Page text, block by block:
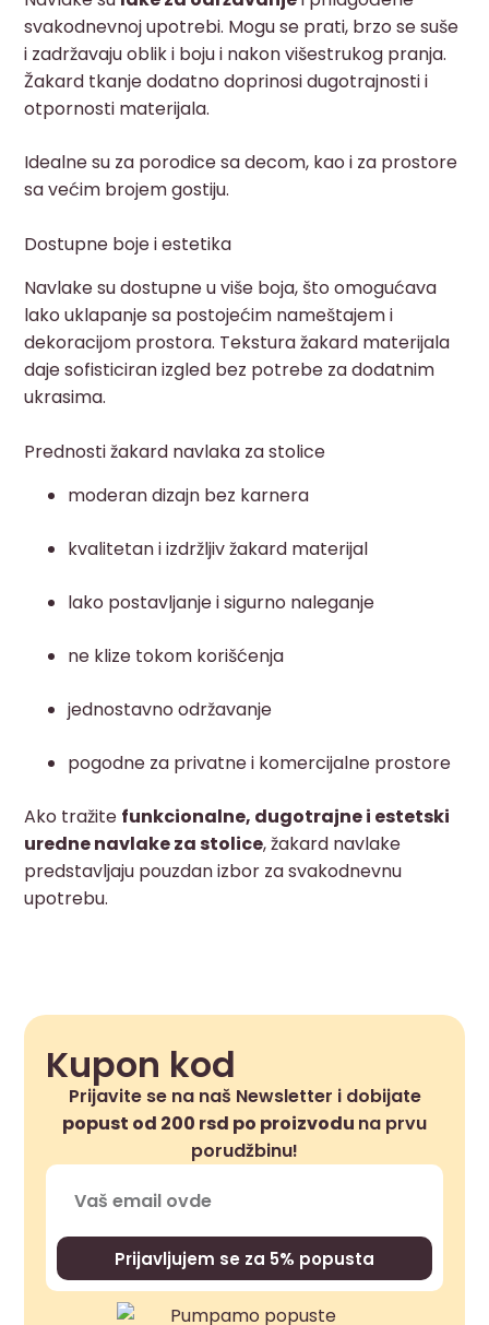
svakodnevnoj upotrebi. Mogu se prati, brzo se suše
i zadržavaju oblik i boju i nakon višestrukog pranja.
Žakard tkanje dodatno doprinosi dugotrajnosti i
otpornosti materijala.
Idealne su za porodice sa decom, kao i za prostore
sa većim brojem gostiju.
Dostupne boje i estetika
Navlake su dostupne u više boja, što omogućava
lako uklapanje sa postojećim nameštajem i
dekoracijom prostora. Tekstura žakard materijala
daje sofisticiran izgled bez potrebe za dodatnim
ukrasima.
Prednosti žakard navlaka za stolice
moderan dizajn bez karnera
kvalitetan i izdržljiv žakard materijal
lako postavljanje i sigurno naleganje
ne klize tokom korišćenja
jednostavno održavanje
pogodne za privatne i komercijalne prostore
Ako tražite funkcionalne, dugotrajne i estetski
uredne navlake za stolice, žakard navlake
predstavljaju pouzdan izbor za svakodnevnu
upotrebu.
Kupon kod
Prijavite se na naš Newsletter i dobijate
popust od 200 rsd po proizvodu na prvu
porudžbinu!
Prijavljujem se za 5% popusta